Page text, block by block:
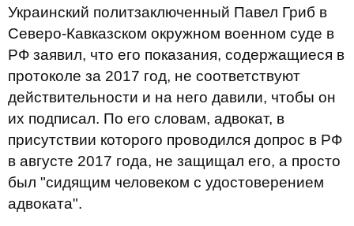
Украинский политзаключенный Павел Гриб в
Северо-Кавказском окружном военном суде в
РФ заявил, что его показания, содержащиеся в
протоколе за 2017 год, не соответствуют
действительности и на него давили, чтобы он
их подписал. По его словам, адвокат, в
присутствии которого проводился допрос в РФ
в августе 2017 года, не защищал его, а просто
был "сидящим человеком с удостоверением
адвоката".